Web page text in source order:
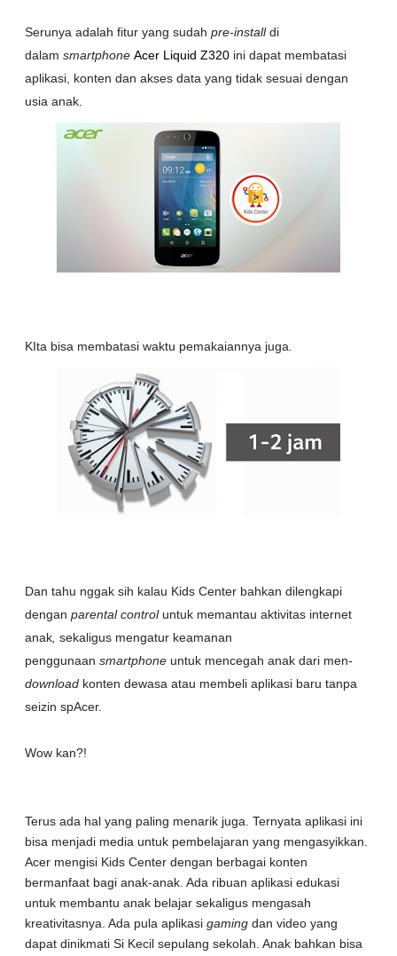
Serunya adalah fitur yang sudah pre-install di
dalam smartphone Acer Liquid Z320 ini dapat membatasi
aplikasi, konten dan akses data yang tidak sesuai dengan
usia anak.
KIta bisa membatasi waktu pemakaiannya juga.
Dan tahu nggak sih kalau Kids Center bahkan dilengkapi
dengan parental control untuk memantau aktivitas internet
anak, sekaligus mengatur keamanan
penggunaan smartphone untuk mencegah anak dari men-
download konten dewasa atau membeli aplikasi baru tanpa
seizin spAcer.
Wow kan?!
Terus ada hal yang paling menarik juga. Ternyata aplikasi ini
bisa menjadi media untuk pembelajaran yang mengasyikkan.
Acer mengisi Kids Center dengan berbagai konten
bermanfaat bagi anak-anak. Ada ribuan aplikasi edukasi
untuk membantu anak belajar sekaligus mengasah
kreativitasnya. Ada pula aplikasi gaming dan video yang
dapat dinikmati Si Kecil sepulang sekolah. Anak bahkan bisa